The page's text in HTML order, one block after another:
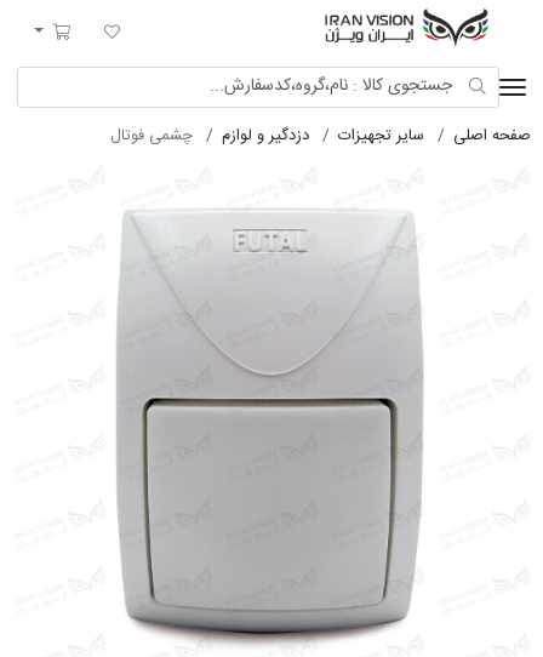
لیست مورد علاقه
سبد خرید
صفحه اصلی سایر تجهیزات دزدگیر و لوازم چشمی فوتال